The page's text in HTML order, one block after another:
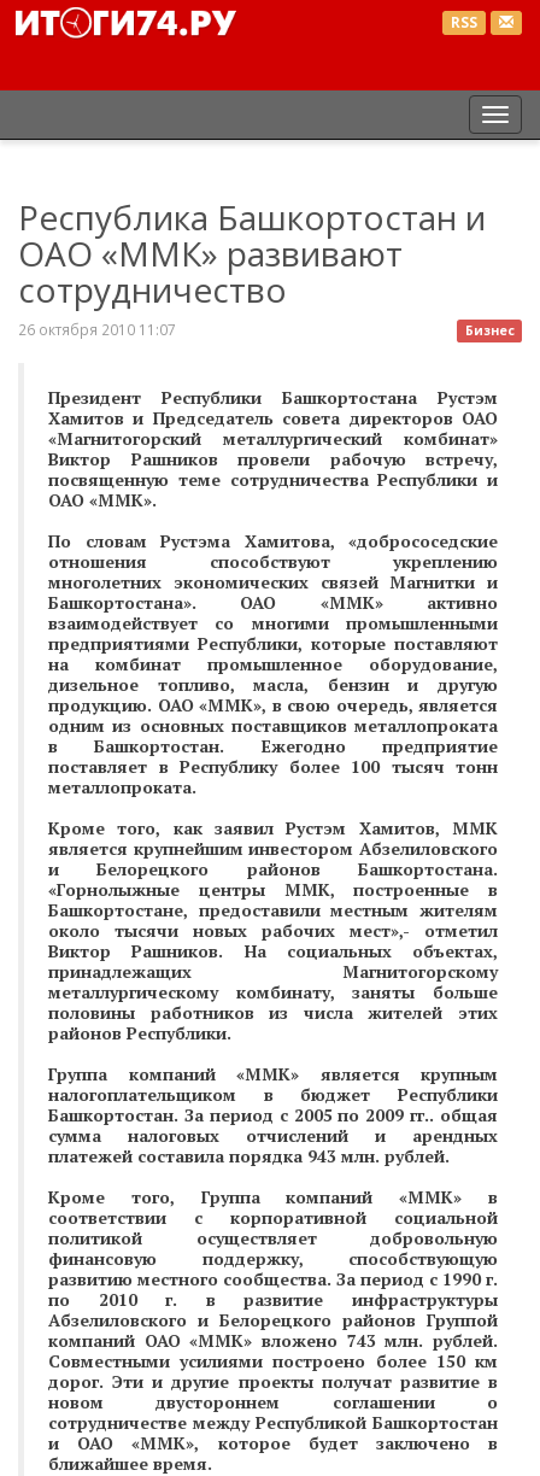
RSS
Республика Башкортостан и
ОАО «ММК» развивают
сотрудничество
Бизнес
26 октября 2010 11:07
Президент Республики Башкортостана Рустэм
Хамитов и Председатель совета директоров ОАО
«Магнитогорский металлургический комбинат»
Виктор Рашников провели рабочую встречу,
посвященную теме сотрудничества Республики и
ОАО «ММК».
По словам Рустэма Хамитова, «добрососедские
отношения способствуют укреплению
многолетних экономических связей Магнитки и
Башкортостана». ОАО «ММК» активно
взаимодействует со многими промышленными
предприятиями Республики, которые поставляют
на комбинат промышленное оборудование,
дизельное топливо, масла, бензин и другую
продукцию. ОАО «ММК», в свою очередь, является
одним из основных поставщиков металлопроката
в Башкортостан. Ежегодно предприятие
поставляет в Республику более 100 тысяч тонн
металлопроката.
Кроме того, как заявил Рустэм Хамитов, ММК
является крупнейшим инвестором Абзелиловского
и Белорецкого районов Башкортостана.
«Горнолыжные центры ММК, построенные в
Башкортостане, предоставили местным жителям
около тысячи новых рабочих мест»,- отметил
Виктор Рашников. На социальных объектах,
принадлежащих Магнитогорскому
металлургическому комбинату, заняты больше
половины работников из числа жителей этих
районов Республики.
Группа компаний «ММК» является крупным
налогоплательщиком в бюджет Республики
Башкортостан. За период с 2005 по 2009 гг.. общая
сумма налоговых отчислений и арендных
платежей составила порядка 943 млн. рублей.
Кроме того, Группа компаний «ММК» в
соответствии с корпоративной социальной
политикой осуществляет добровольную
финансовую поддержку, способствующую
развитию местного сообщества. За период с 1990 г.
по 2010 г. в развитие инфраструктуры
Абзелиловского и Белорецкого районов Группой
компаний ОАО «ММК» вложено 743 млн. рублей.
Совместными усилиями построено более 150 км
дорог. Эти и другие проекты получат развитие в
новом двустороннем соглашении о
сотрудничестве между Республикой Башкортостан
и ОАО «ММК», которое будет заключено в
ближайшее время.